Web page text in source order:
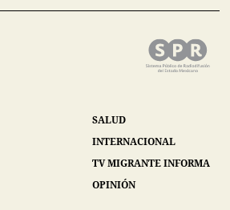
SALUD
INTERNACIONAL
TV MIGRANTE INFORMA
OPINIÓN